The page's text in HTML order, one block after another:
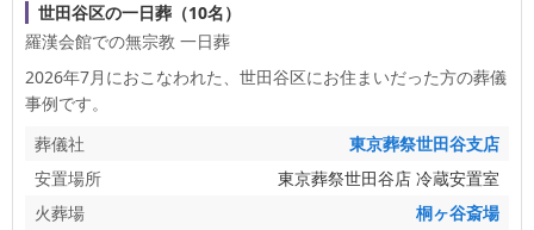
世田谷区の一日葬（10名）
羅漢会館での無宗教 一日葬
2026年7月におこなわれた、 世田谷区にお住まいだった方の葬儀
事例です。
葬儀社
東京葬祭世田谷支店
安置場所
東京葬祭世田谷店 冷蔵安置室
火葬場
桐ヶ谷斎場